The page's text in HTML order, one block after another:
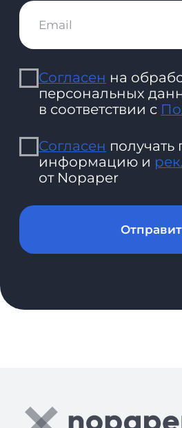
2026 ООО «Акоммерс»
Интеллектуальная собственность
Политика организации в отношении
персональных данных на сайте
Согласие на обработку
SLA технической поддержки
Информация о поддерживаемых
Nopaper браузеров и ОС